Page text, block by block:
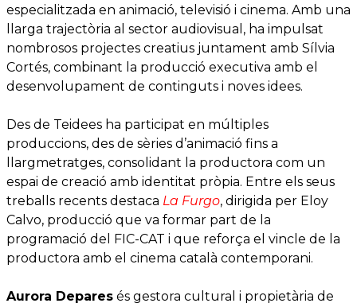
especialitzada en animació, televisió i cinema. Amb una
llarga trajectòria al sector audiovisual, ha impulsat
nombrosos projectes creatius juntament amb Sílvia
Cortés, combinant la producció executiva amb el
desenvolupament de continguts i noves idees.
Des de Teidees ha participat en múltiples
produccions, des de sèries d’animació fins a
llargmetratges, consolidant la productora com un
espai de creació amb identitat pròpia. Entre els seus
treballs recents destaca La Furgo, dirigida per Eloy
Calvo, producció que va formar part de la
programació del FIC-CAT i que reforça el vincle de la
productora amb el cinema català contemporani.
Aurora Depares és gestora cultural i propietària de